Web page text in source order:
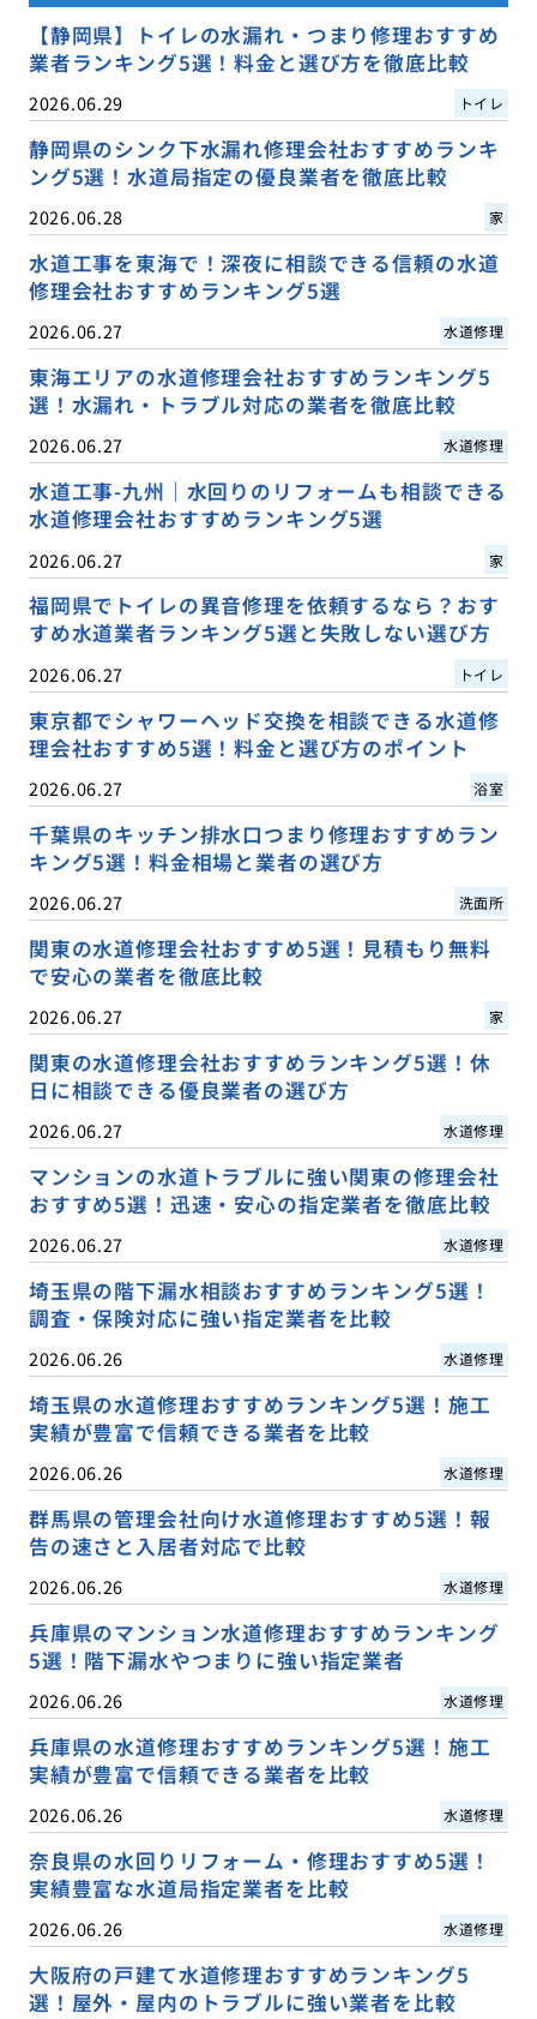
【静岡県】トイレの水漏れ・つまり修理おすすめ
業者ランキング5選！料金と選び方を徹底比較
2026.06.29 トイレ
静岡県のシンク下水漏れ修理会社おすすめランキ
ング5選！水道局指定の優良業者を徹底比較
2026.06.28 家
水道工事を東海で！深夜に相談できる信頼の水道
修理会社おすすめランキング5選
2026.06.27 水道修理
東海エリアの水道修理会社おすすめランキング5
選！水漏れ・トラブル対応の業者を徹底比較
2026.06.27 水道修理
水道工事-九州｜水回りのリフォームも相談できる
水道修理会社おすすめランキング5選
2026.06.27 家
福岡県でトイレの異音修理を依頼するなら？おす
すめ水道業者ランキング5選と失敗しない選び方
2026.06.27 トイレ
東京都でシャワーヘッド交換を相談できる水道修
理会社おすすめ5選！料金と選び方のポイント
2026.06.27 浴室
千葉県のキッチン排水口つまり修理おすすめラン
キング5選！料金相場と業者の選び方
2026.06.27 洗面所
関東の水道修理会社おすすめ5選！見積もり無料
で安心の業者を徹底比較
2026.06.27 家
関東の水道修理会社おすすめランキング5選！休
日に相談できる優良業者の選び方
2026.06.27 水道修理
マンションの水道トラブルに強い関東の修理会社
おすすめ5選！迅速・安心の指定業者を徹底比較
2026.06.27 水道修理
埼玉県の階下漏水相談おすすめランキング5選！
調査・保険対応に強い指定業者を比較
2026.06.26 水道修理
埼玉県の水道修理おすすめランキング5選！施工
実績が豊富で信頼できる業者を比較
2026.06.26 水道修理
群馬県の管理会社向け水道修理おすすめ5選！報
告の速さと入居者対応で比較
2026.06.26 水道修理
兵庫県のマンション水道修理おすすめランキング
5選！階下漏水やつまりに強い指定業者
2026.06.26 水道修理
兵庫県の水道修理おすすめランキング5選！施工
実績が豊富で信頼できる業者を比較
2026.06.26 水道修理
奈良県の水回りリフォーム・修理おすすめ5選！
実績豊富な水道局指定業者を比較
2026.06.26 水道修理
大阪府の戸建て水道修理おすすめランキング5
選！屋外・屋内のトラブルに強い業者を比較